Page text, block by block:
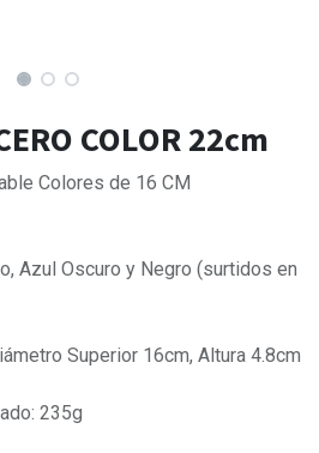
COLOR 22cm
Colores de 16 CM
Azul Oscuro y Negro (surtidos en
Superior 16cm, Altura 4.8cm
235g